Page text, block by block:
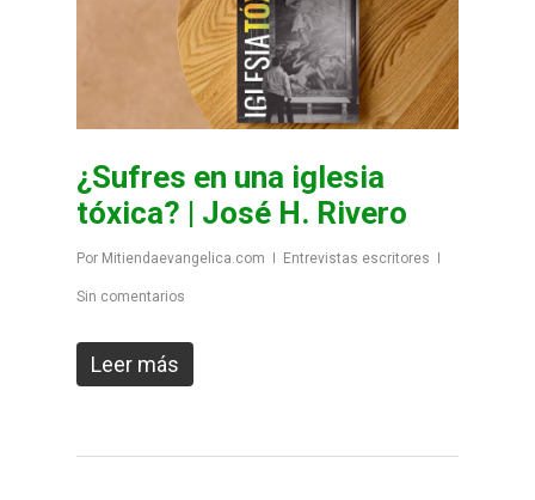
¿Sufres en una iglesia
tóxica? | José H. Rivero
Por Mitiendaevangelica.com Entrevistas escritores
Sin comentarios
Leer más